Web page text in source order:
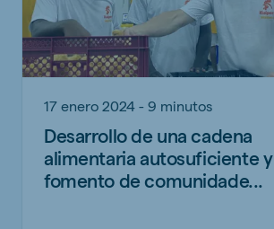
17 enero 2024 - 9 minutos
Desarrollo de una cadena
alimentaria autosuficiente y
fomento de comunidade...